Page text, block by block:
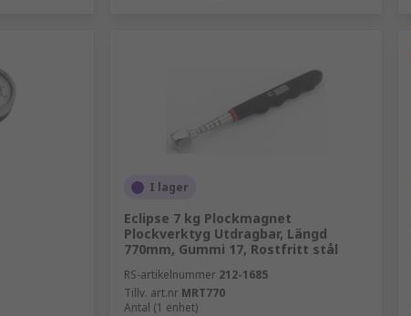
I lager
Eclipse 7 kg Plockmagnet
Plockverktyg Utdragbar, Längd
770mm, Gummi 17, Rostfritt stål
RS-artikelnummer 212-1685
Tillv. art.nr MRT770
Antal (1 enhet)